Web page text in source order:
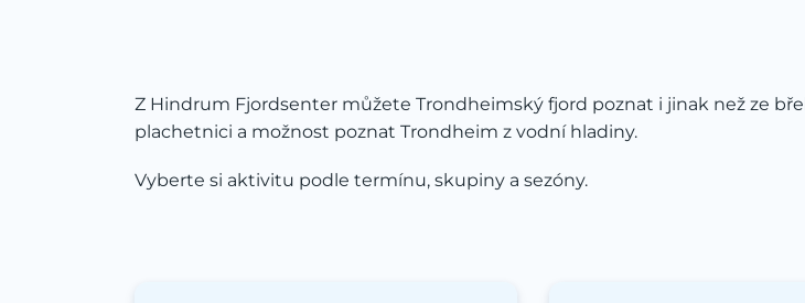
Z Hindrum Fjordsenter můžete Trondheimský fjord poznat i jinak než ze
plachetnici a možnost poznat Trondheim z vodní hladiny.
Vyberte si aktivitu podle termínu, skupiny a sezóny.